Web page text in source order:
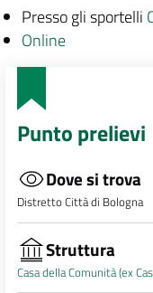
Presso gli sportelli
Online
Punto prelievi
Dove si trova
Distretto Città di Bologna
Struttura
Casa della Comunità (ex